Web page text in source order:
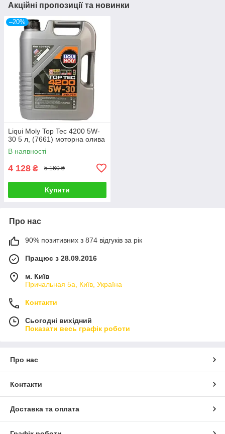
Акційні пропозиції та новинки
–20%
Liqui Moly Top Tec 4200 5W-
30 5 л, (7661) моторна олива
В наявності
4 128 ₴ 5 160 ₴
Купити
Про нас
90% позитивних з 874 відгуків за рік
Працює з 28.09.2016
м. Київ
Причальная 5а, Київ, Україна
Контакти
Сьогодні вихідний
Показати весь графік роботи
Про нас
Контакти
Доставка та оплата